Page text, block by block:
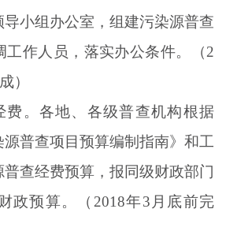
小组办公室，组建污染源普查
工作人员，落实办公条件。（2
）
费。各地、各级普查机构根据
源普查项目预算编制指南》和工
查经费预算，报同级财政部门
政预算。（2018年3月底前完